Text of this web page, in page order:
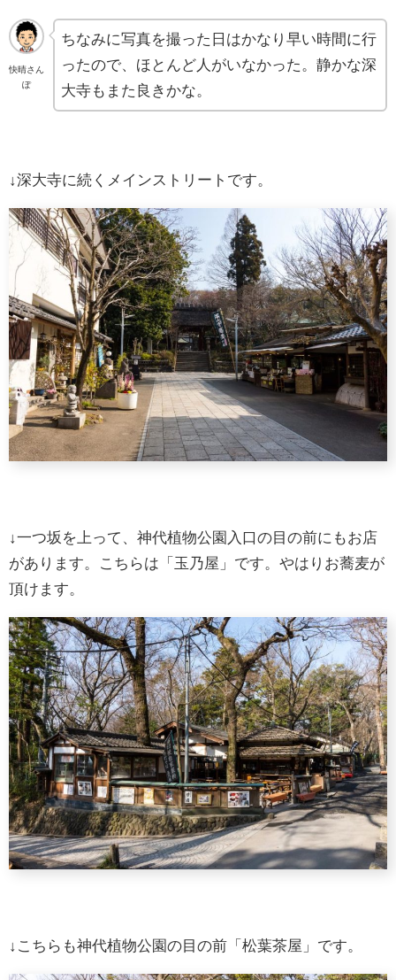
快晴さん
ぽ
ちなみに写真を撮った日はかなり早い時間に行
ったので、ほとんど人がいなかった。静かな深
大寺もまた良きかな。
↓深大寺に続くメインストリートです。
↓一つ坂を上って、神代植物公園入口の目の前にもお店
があります。こちらは「玉乃屋」です。やはりお蕎麦が
頂けます。
↓こちらも神代植物公園の目の前「松葉茶屋」です。